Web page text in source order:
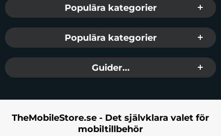
Populära kategorier
Populära kategorier
Guider...
TheMobileStore.se - Det självklara valet för
mobiltillbehör